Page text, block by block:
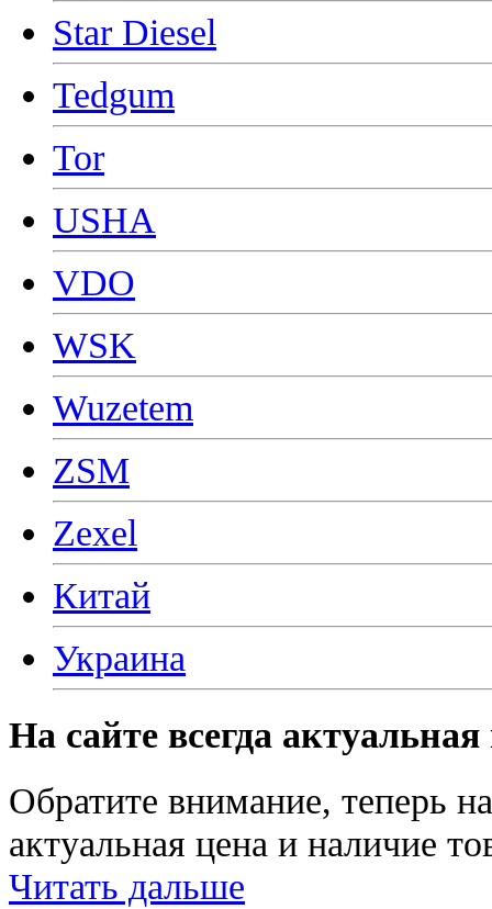
Star Diesel
Tedgum
Tor
USHA
VDO
WSK
Wuzetem
ZSM
Zexel
Китай
Украина
На сайте всегда
Обратите внимание, теперь
актуальная цена и наличие
Читать дальше